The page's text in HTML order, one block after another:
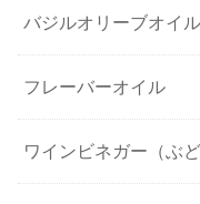
バジルオリーブオイル
フレーバーオイル
ワインビネガー（ぶど